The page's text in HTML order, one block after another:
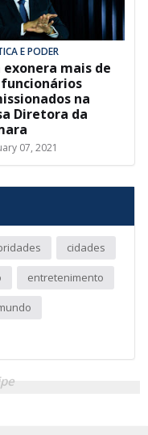
E PODER
exonera mais de
funcionários
na
Diretora da
07, 2021
cidades
entretenimento